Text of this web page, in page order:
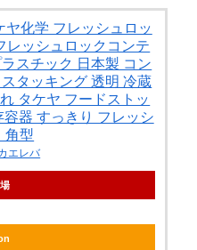
ヤ化学 フレッシュロッ
レッシュロックコンテ
スチック 日本製 コン
タッキング 透明 冷蔵
タケヤ フードストッ
器 すっきり フレッシ
角型
エレバ